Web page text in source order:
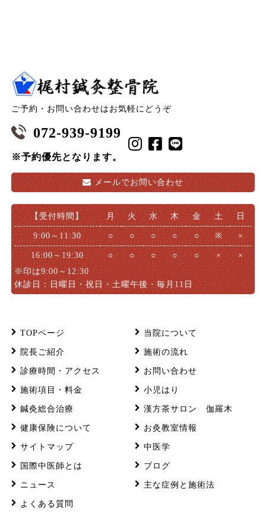
ご予約・お問い合わせはお気軽にどうぞ
072-939-9199
※予約優先となります。
メールでお問い合わせ
【受付時間】 月 火 水 木 金 土 日
9:00～11:30 ○ ○ ○ ○ ○ ※ ×
16:00～19:30 ○ ○ ○ ○ ○ ×
×
※印は9:00～12:30
休診日：日曜日・祝日・土曜午後・毎月11日
TOPページ 当院について
院長ご紹介 施術の流れ
診療時間・アクセス お問い合わせ
施術項目・料金 小児はり
鍼灸総合治療 漢方茶サロン 伽羅木
健康保険について お灸教室情報
サイトマップ 中医学
国際中医師とは ブログ
ニュース 主な症例と施術法
よくある質問